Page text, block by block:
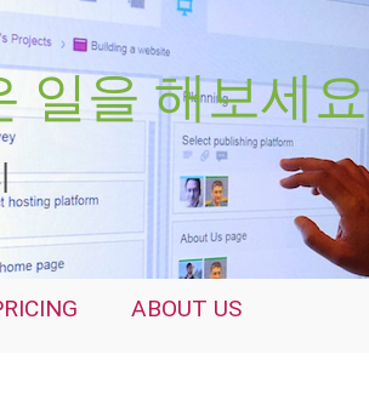
일을 해보세요
ABOUT US